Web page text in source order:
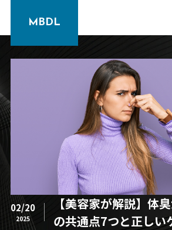
MBDL
02/20
2025
【美容家が解説】体
の共通点7つと正しい